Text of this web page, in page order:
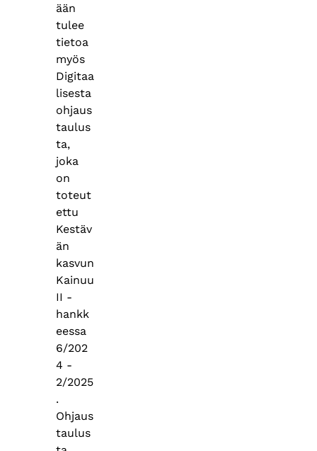
ään
tulee
tietoa
myös
Digitaa
lisesta
ohjaus
taulus
ta,
joka
on
toteut
ettu
Kestäv
än
kasvun
Kainuu
II -
hankk
eessa
6/202
4 -
2/2025
.
Ohjaus
taulus